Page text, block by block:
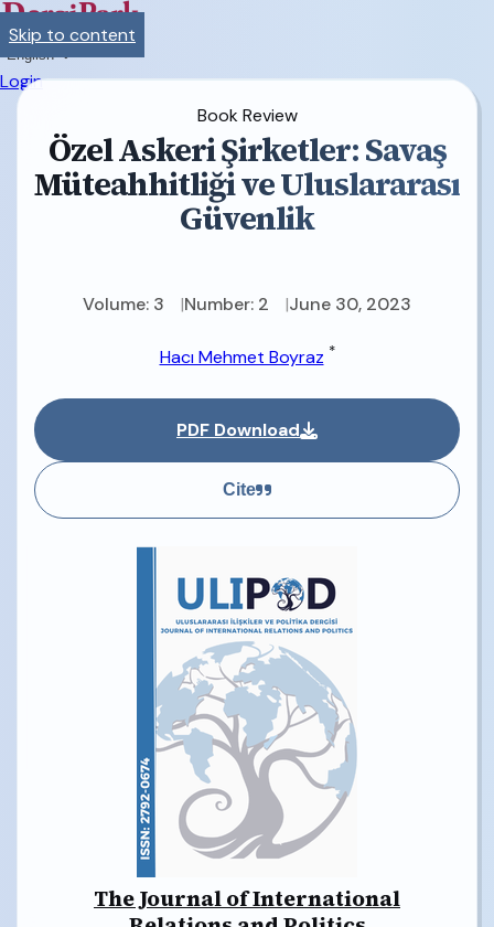
English
Login
Book Review
Özel Askeri Şirketler: Savaş
Müteahhitliği ve Uluslararası
Güvenlik
Volume: 3 Number: 2 June 30, 2023
Hacı Mehmet Boyraz *
PDF Download
Cite
The Journal of International
Skip to content